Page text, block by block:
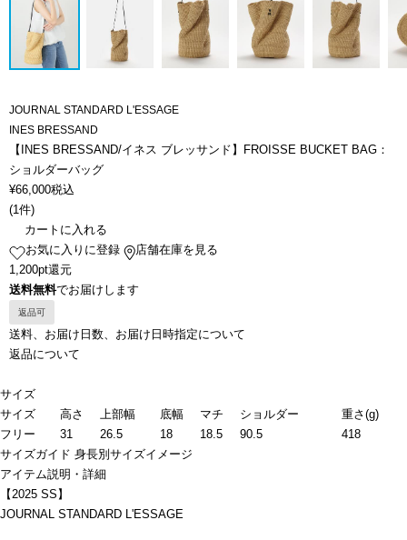
JOURNAL STANDARD L'ESSAGE
INES BRESSAND
【INES BRESSAND/イネス ブレッサンド】FROISSE BUCKET BAG：
ショルダーバッグ
¥66,000税込
(1件)
カートに入れる
お気に入りに登録
店舗在庫を見る
1,200pt還元
送料無料でお届けします
返品可
送料、お届け日数、お届け日時指定について
返品について
サイズ
サイズ
高さ 上部幅 底幅 マチ ショルダー
重さ(g)
フリー
31 26.5 18 18.5 90.5
418
サイズガイド 身長別サイズイメージ
アイテム説明・詳細
【2025 SS】
JOURNAL STANDARD L'ESSAGE